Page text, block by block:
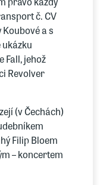
č. CV
a s
Fall, jehož
Revolver
(v Čechách)
Filip Bloem
– koncertem